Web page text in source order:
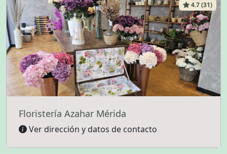
4.7 (31)
Floristería Azahar Mérida
Ver dirección y datos de contacto